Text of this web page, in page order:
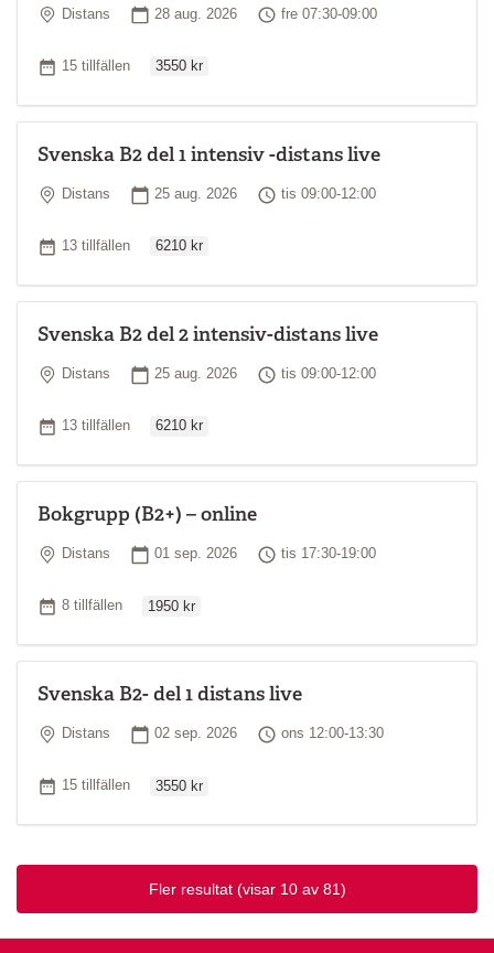
Plats
Distans Startdatum
28 aug. 2026 Tid
fre 07:30-09:00
Antal tillfällen
15 tillfällen 3550 kr
Svenska B2 del 1 intensiv -distans live
Plats
Distans Startdatum
25 aug. 2026 Tid
tis 09:00-12:00
Antal tillfällen
13 tillfällen 6210 kr
Svenska B2 del 2 intensiv-distans live
Plats
Distans Startdatum
25 aug. 2026 Tid
tis 09:00-12:00
Antal tillfällen
13 tillfällen 6210 kr
Bokgrupp (B2+) – online
Plats
Distans Startdatum
01 sep. 2026 Tid
tis 17:30-19:00
Antal tillfällen
8 tillfällen 1950 kr
Svenska B2- del 1 distans live
Plats
Distans Startdatum
02 sep. 2026 Tid
ons 12:00-13:30
Antal tillfällen
15 tillfällen 3550 kr
Fler resultat (visar 10 av 81)